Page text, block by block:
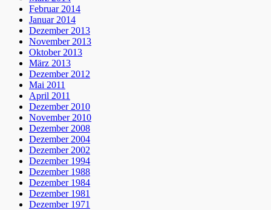
Februar 2014
Januar 2014
Dezember 2013
November 2013
Oktober 2013
März 2013
Dezember 2012
Mai 2011
April 2011
Dezember 2010
November 2010
Dezember 2008
Dezember 2004
Dezember 2002
Dezember 1994
Dezember 1988
Dezember 1984
Dezember 1981
Dezember 1971